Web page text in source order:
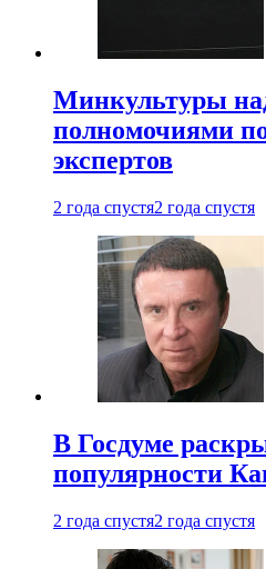
Минкультуры
полномочиями
экспертов
2 года спустя2 года спустя
В Госдуме
популярности
2 года спустя2 года спустя